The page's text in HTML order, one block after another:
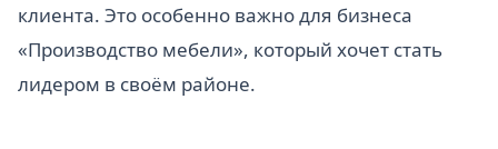
клиента. Это особенно важно для бизнеса
«Производство мебели», который хочет стать
лидером в своём районе.